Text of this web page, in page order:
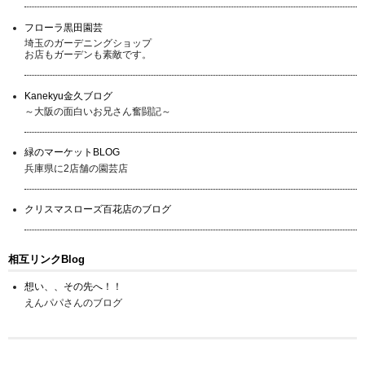
フローラ黒田園芸
埼玉のガーデニングショップ
お店もガーデンも素敵です。
Kanekyu金久ブログ
～大阪の面白いお兄さん奮闘記～
緑のマーケットBLOG
兵庫県に2店舗の園芸店
クリスマスローズ百花店のブログ
相互リンクBlog
想い、、その先へ！！
えんパパさんのブログ